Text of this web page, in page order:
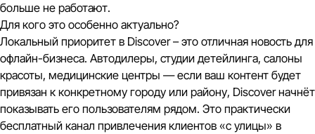
больше не работают.
Для кого это особенно актуально?
Локальный приоритет в Discover – это отличная новость для
офлайн-бизнеса. Автодилеры, студии детейлинга, салоны
красоты, медицинские центры — если ваш контент будет
привязан к конкретному городу или району, Discover начнёт
показывать его пользователям рядом. Это практически
бесплатный канал привлечения клиентов «с улицы» в